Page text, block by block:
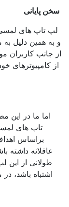
پایانی
تاپ های لمسی
همین دلیل به محض
جانب کاربران
کامپیوتر‌های خود
اما ما در این
تاپ ‌های لمسی
براساس اهداف
عاقلانه داشته
طولانی از این لپ
اشتباه باشد، در